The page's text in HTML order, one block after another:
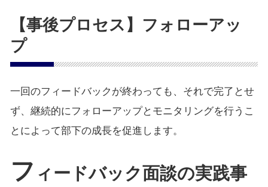
【事後プロセス】フォローアッ
プ
一回のフィードバックが終わっても、それで完了とせ
ず、継続的にフォローアップとモニタリングを行うこ
とによって部下の成長を促進します。
フ ィードバック面談の実践事